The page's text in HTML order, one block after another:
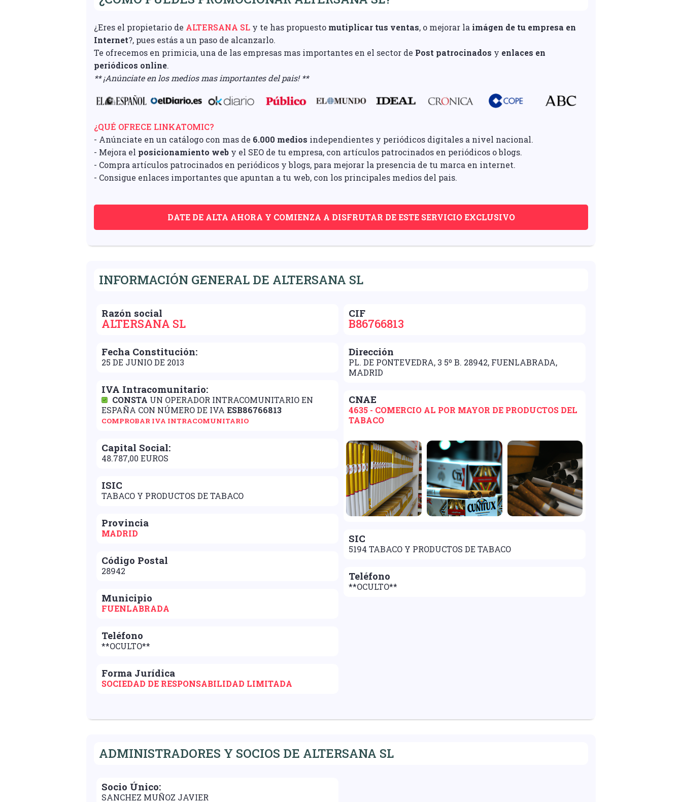
¿Eres el propietario de ALTERSANA SL y te has propuesto mutiplicar tus ventas, o mejorar la imágen de tu empresa en
Internet?, pues estás a un paso de alcanzarlo.
Te ofrecemos en primicia, una de las empresas mas importantes en el sector de Post patrocinados y enlaces en
periódicos online.
** ¡Anúnciate en los medios mas importantes del pais! **
¿QUÉ OFRECE LINKATOMIC?
- Anúnciate en un catálogo con mas de 6.000 medios independientes y periódicos digitales a nivel nacional.
- Mejora el posicionamiento web y el SEO de tu empresa, con artículos patrocinados en periódicos o blogs.
- Compra artículos patrocinados en periódicos y blogs, para mejorar la presencia de tu marca en internet.
- Consigue enlaces importantes que apuntan a tu web, con los principales medios del pais.
DATE DE ALTA AHORA Y COMIENZA A DISFRUTAR DE ESTE SERVICIO EXCLUSIVO
INFORMACIÓN GENERAL DE ALTERSANA SL
Razón social
ALTERSANA SL
Fecha Constitución:
25 DE JUNIO DE 2013
IVA Intracomunitario:
CONSTA UN OPERADOR INTRACOMUNITARIO EN
ESPAÑA CON NÚMERO DE IVA ESB86766813
COMPROBAR IVA INTRACOMUNITARIO
Capital Social:
48.787,00 EUROS
ISIC
TABACO Y PRODUCTOS DE TABACO
Provincia
MADRID
Código Postal
28942
Municipio
FUENLABRADA
Teléfono
**OCULTO**
Forma Jurídica
SOCIEDAD DE RESPONSABILIDAD LIMITADA
CIF
B86766813
Dirección
PL. DE PONTEVEDRA, 3 5º B. 28942, FUENLABRADA,
MADRID
CNAE
4635 - COMERCIO AL POR MAYOR DE PRODUCTOS DEL
TABACO
SIC
5194 TABACO Y PRODUCTOS DE TABACO
Teléfono
**OCULTO**
ADMINISTRADORES Y SOCIOS DE ALTERSANA SL
Socio Único:
SANCHEZ MUÑOZ JAVIER